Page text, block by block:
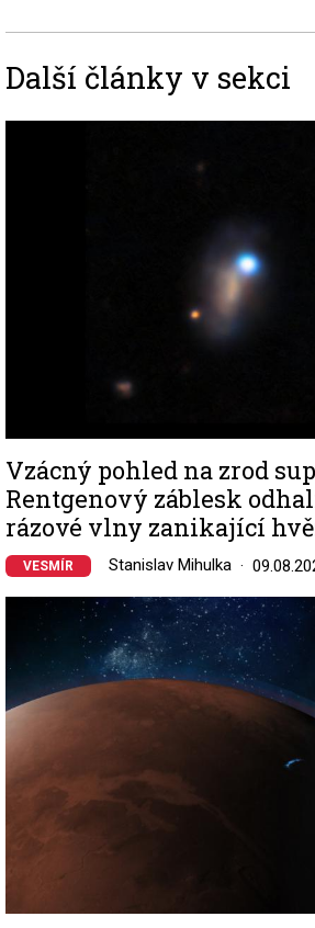
Další články v sekci
Vzácný pohled na zrod
Rentgenový záblesk
rázové vlny zanikající
VESMÍR Stanislav Mihulka
Image